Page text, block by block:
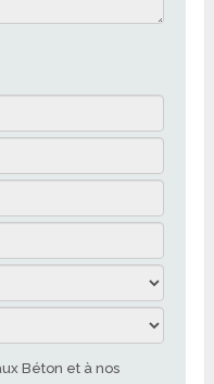
Béton et à nos